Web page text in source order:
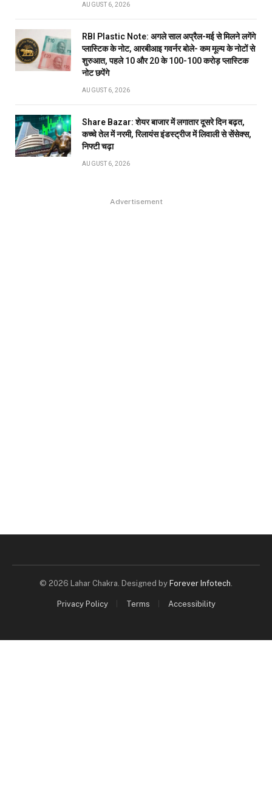
AUGUST 6, 2026
RBI Plastic Note: अगले साल अप्रैल-मई से मिलने लगेंगे
प्लास्टिक के नोट, आरबीआइ गवर्नर बोले- कम मूल्य के नोटों से
शुरुआत, पहले 10 और 20 के 100-100 करोड़ प्लास्टिक
नोट छपेंगे
AUGUST 6, 2026
Share Bazar: शेयर बाजार में लगातार दूसरे दिन बढ़त,
कच्चे तेल में नरमी, रिलायंस इंडस्ट्रीज में लिवाली से सेंसेक्स,
निफ्टी चढ़ा
AUGUST 6, 2026
Advertisement
© 2026 Lahar Chakra. Designed by Forever Infotech
Privacy Policy Terms Accessibility